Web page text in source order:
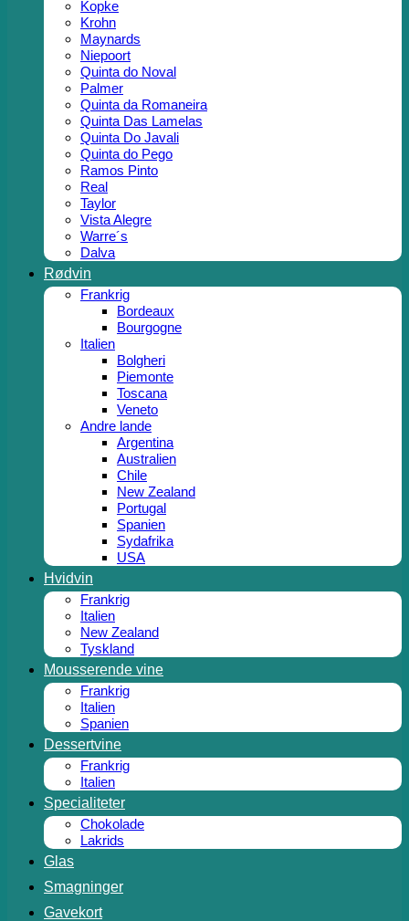
Kopke
Krohn
Maynards
Niepoort
Quinta do Noval
Palmer
Quinta da Romaneira
Quinta Das Lamelas
Quinta Do Javali
Quinta do Pego
Ramos Pinto
Real
Taylor
Vista Alegre
Warre´s
Dalva
Rødvin
Frankrig
Bordeaux
Bourgogne
Italien
Bolgheri
Piemonte
Toscana
Veneto
Andre lande
Argentina
Australien
Chile
New Zealand
Portugal
Spanien
Sydafrika
USA
Hvidvin
Frankrig
Italien
New Zealand
Tyskland
Mousserende vine
Frankrig
Italien
Spanien
Dessertvine
Frankrig
Italien
Specialiteter
Chokolade
Lakrids
Glas
Smagninger
Gavekort